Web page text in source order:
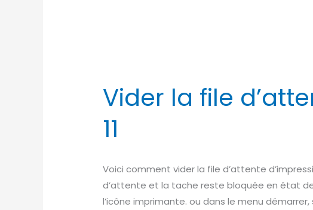
Vider la file
11
Voici comment vider la file d’attente
d’attente et la tache reste bloquée en état
l’icône imprimante. ou dans le menu
Vider
la
file
d’attente
sous
Windows
11